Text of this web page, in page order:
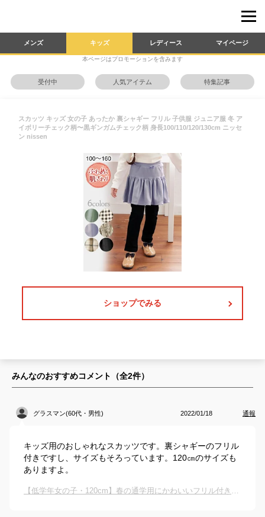
メンズ キッズ レディース マイページ
本ページはプロモーションを含みます
受付中 人気アイテム 特集記事
スカッツ キッズ 女の子 あったか 裏シャギー フリル 子供服 ジュニア服 冬 ア
イボリーチェック柄〜黒ギンガムチェック柄 身長100/110/120/130cm ニッセ
ン nissen
ショップでみる
みんなのおすすめコメント（全2件）
グラスマン(60代・男性) 2022/01/18 通報
キッズ用のおしゃれなスカッツです。裏シャギーのフリル
付きですし、サイズもそろっています。120㎝のサイズも
ありますよ。
【低学年女の子・120cm】春の通学用にかわいいフリル付きのスカッツのおすすめを教えて！